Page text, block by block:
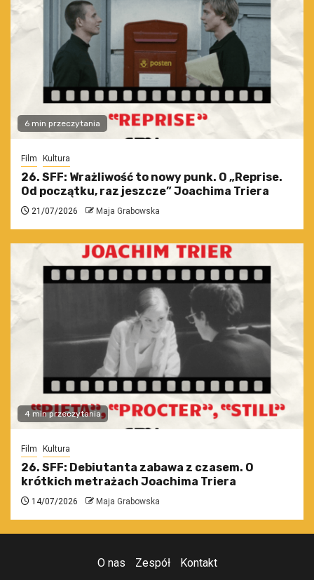
6 min przeczytania
Film Kultura
26. SFF: Wrażliwość to nowy punk. O „Reprise.
Od początku, raz jeszcze” Joachima Triera
21/07/2026 Maja Grabowska
4 min przeczytania
Film Kultura
26. SFF: Debiutanta zabawa z czasem. O
krótkich metrażach Joachima Triera
14/07/2026 Maja Grabowska
O nas Zespół Kontakt